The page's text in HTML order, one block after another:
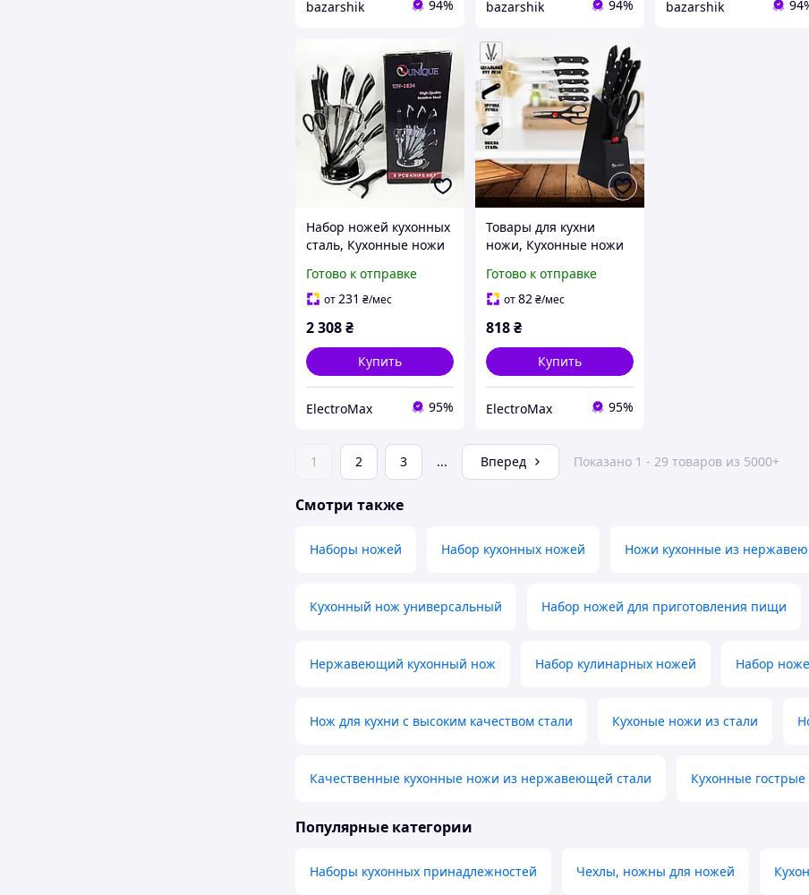
bazarshik 94% bazarshik 94% bazarshik
Набор ножей кухонных
сталь, Кухонные ножи
Ножи для кухонных
нужд NU-88
Готово к отправке
от231 ₴/мес
2 308₴
Купить
ElectroMax 95%
Товары для кухни
ножи, Кухонные ножи
Набор ножей для
новой кухни MU-46
Готово к отправке
от82₴/мес
818₴
Купить
ElectroMax 95%
1 2 3 ... Вперед Показано 1 - 29 товаров из 5000+
Смотри также
Наборы ножей Набор кухонных ножей Ножи кухонные из
Кухонный нож универсальный Набор ножей для приготовления пищи
Нержавеющий кухонный нож Набор кулинарных ножей Набор
Нож для кухни с высоким качеством стали Кухоные ножи из стали
Качественные кухонные ножи из нержавеющей стали Кухонные
Популярные категории
Наборы кухонных принадлежностей Чехлы, ножны для ножей